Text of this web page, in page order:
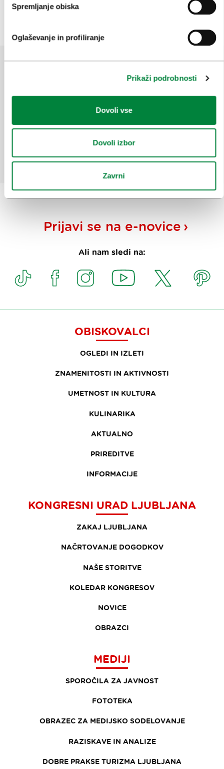
Spremljanje obiska
Oglaševanje in profiliranje
Prikaži podrobnosti
Dovoli vse
Dovoli izbor
Zavrni
Pomagajte nam izboljšati spletno
mesto
Prijavi se na e-novice
Ali nam sledi na:
OBISKOVALCI
OGLEDI IN IZLETI
ZNAMENITOSTI IN AKTIVNOSTI
UMETNOST IN KULTURA
KULINARIKA
AKTUALNO
PRIREDITVE
INFORMACIJE
KONGRESNI URAD LJUBLJANA
ZAKAJ LJUBLJANA
NAČRTOVANJE DOGODKOV
NAŠE STORITVE
KOLEDAR KONGRESOV
NOVICE
OBRAZCI
MEDIJI
SPOROČILA ZA JAVNOST
FOTOTEKA
OBRAZEC ZA MEDIJSKO SODELOVANJE
RAZISKAVE IN ANALIZE
DOBRE PRAKSE TURIZMA LJUBLJANA